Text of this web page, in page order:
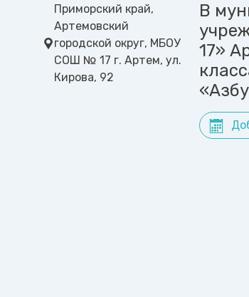
Приморский край,
Артемовский
городской округ, МБОУ
СОШ № 17 г. Артем, ул.
Кирова, 92
В
17»